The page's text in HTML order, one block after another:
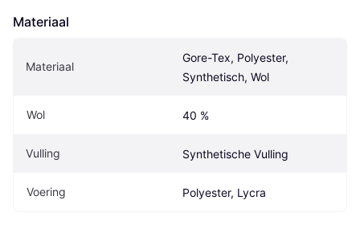
Materiaal
Materiaal
Gore-Tex, Polyester,
Synthetisch, Wol
Wol 40 %
Vulling Synthetische Vulling
Voering Polyester, Lycra